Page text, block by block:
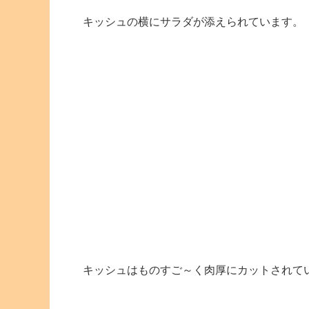
キッシュの横にサラダが添えられています。
キッシュはものすご～く肉厚にカットされて